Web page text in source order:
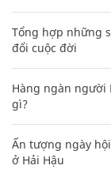
Tổng hợp những
đổi cuộc đời
Hàng ngàn người
gì?
Ấn tượng ngày
ở Hải Hậu